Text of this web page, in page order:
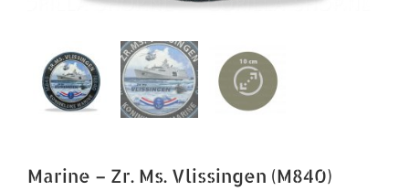
Marine – Zr. Ms. Vlissingen (M840)